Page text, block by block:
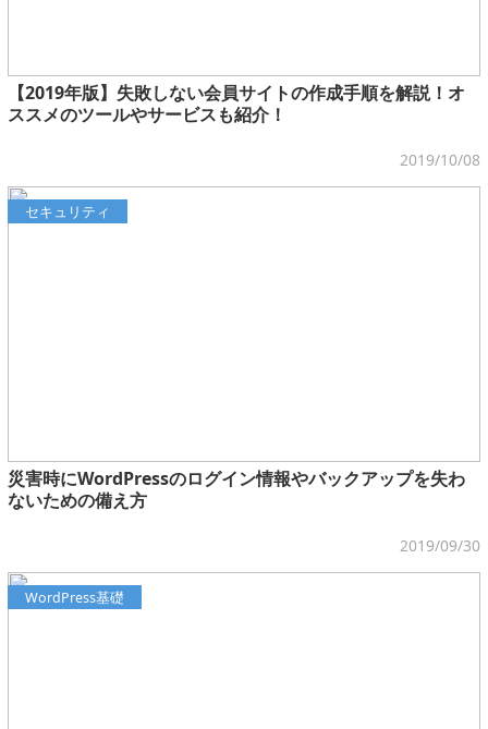
【2019年版】失敗しない会員サイトの作成手順を解説！オ
ススメのツールやサービスも紹介！
2019/10/08
セキュリティ
災害時にWordPressのログイン情報やバックアップを失わ
ないための備え方
2019/09/30
WordPress基礎